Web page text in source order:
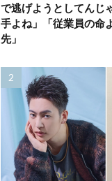
で逃げようとしてんじ
手よね」「従業員の命
先」